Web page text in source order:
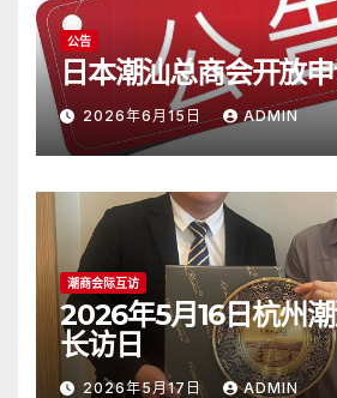
公告
日本潮汕总商会开放
2026年6月15日 ADMIN
潮商会际互访
2026年5月16日杭州
长访日
2026年5月17日 ADMIN